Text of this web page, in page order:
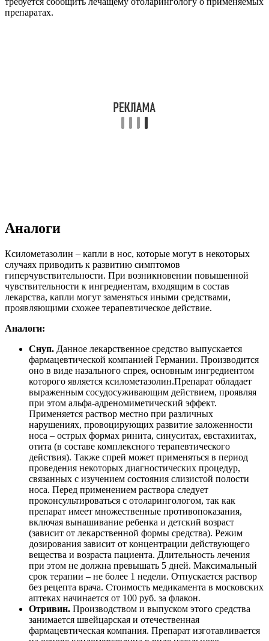
препаратах.
Аналоги
Ксилометазолин – капли в нос, которые могут в некоторых
случаях приводить к развитию симптомов
гиперчувствительности. При возникновении повышенной
чувствительности к ингредиентам, входящим в состав
лекарства, капли могут заменяться иными средствами,
проявляющими схожее терапевтическое действие.
Аналоги:
Снуп. Данное лекарственное средство выпускается
фармацевтической компанией Германии. Производится
оно в виде назального спрея, основным ингредиентом
которого является ксилометазолин.Препарат обладает
выраженным сосудосуживающим действием, проявляя
при этом альфа-адреномиметический эффект.
Применяется раствор местно при различных
нарушениях, провоцирующих развитие заложенности
носа – острых формах ринита, синуситах, евстахиитах,
отита (в составе комплексного терапевтического
действия). Также спрей может применяться в период
проведения некоторых диагностических процедур,
связанных с изучением состояния слизистой полости
носа. Перед применением раствора следует
проконсультироваться с отоларингологом, так как
препарат имеет множественные противопоказания,
включая вынашивание ребенка и детский возраст
(зависит от лекарственной формы средства). Режим
дозирования зависит от концентрации действующего
вещества и возраста пациента. Длительность лечения
при этом не должна превышать 5 дней. Максимальный
срок терапии – не более 1 недели. Отпускается раствор
без рецепта врача. Стоимость медикамента в московских
аптеках начинается от 100 руб. за флакон.
Отривин. Производством и выпуском этого средства
занимается швейцарская и отечественная
фармацевтическая компания. Препарат изготавливается